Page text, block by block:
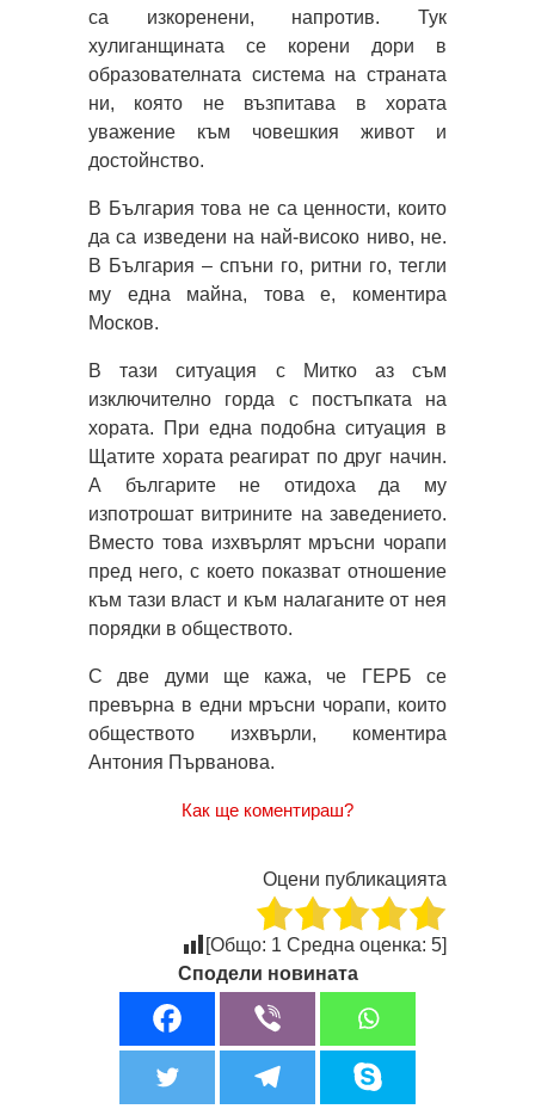
са изкоренени, напротив. Тук
хулиганщината се корени дори в
образователната система на страната
ни, която не възпитава в хората
уважение към човешкия живот и
достойнство.
В България това не са ценности, които
да са изведени на най-високо ниво, не.
В България – спъни го, ритни го, тегли
му една майна, това е, коментира
Москов.
В тази ситуация с Митко аз съм
изключително горда с постъпката на
хората. При една подобна ситуация в
Щатите хората реагират по друг начин.
А българите не отидоха да му
изпотрошат витрините на заведението.
Вместо това изхвърлят мръсни чорапи
пред него, с което показват отношение
към тази власт и към налаганите от нея
порядки в обществото.
С две думи ще кажа, че ГЕРБ се
превърна в едни мръсни чорапи, които
обществото изхвърли, коментира
Антония Първанова.
Как ще коментираш?
Оцени публикацията
[Общо: 1 Средна оценка: 5]
Сподели новината